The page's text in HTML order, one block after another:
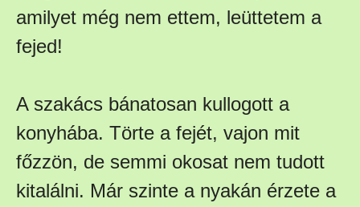
amilyet még nem ettem, leüttetem a
fejed!
A szakács bánatosan kullogott a
konyhába. Törte a fejét, vajon mit
főzzön, de semmi okosat nem tudott
kitalálni. Már szinte a nyakán érzete a